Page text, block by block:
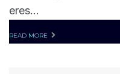
eres...
READ MORE